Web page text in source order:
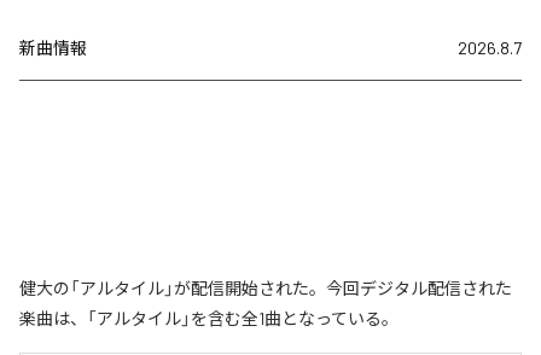
新曲情報 2026.8.7
健大の「アルタイル」が配信開始された。今回デジタル配信された
楽曲は、「アルタイル」を含む全1曲となっている。